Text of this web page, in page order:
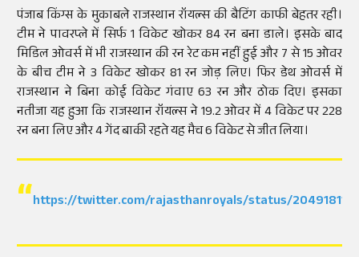
पंजाब किंग्स के मुकाबले राजस्थान रॉयल्स की बैटिंग काफी बेहतर रही।
टीम ने पावरप्ले में सिर्फ 1 विकेट खोकर 84 रन बना डाले। इसके बाद
मिडिल ओवर्स में भी राजस्थान की रन रेट कम नहीं हुई और 7 से 15 ओवर
के बीच टीम ने 3 विकेट खोकर 81 रन जोड़ लिए। फिर डेथ ओवर्स में
राजस्थान ने बिना कोई विकेट गंवाए 63 रन और ठोक दिए। इसका
नतीजा यह हुआ कि राजस्थान रॉयल्स ने 19.2 ओवर में 4 विकेट पर 228
रन बना लिए और 4 गेंद बाकी रहते यह मैच 6 विकेट से जीत लिया।
https://twitter.com/rajasthanroyals/status/